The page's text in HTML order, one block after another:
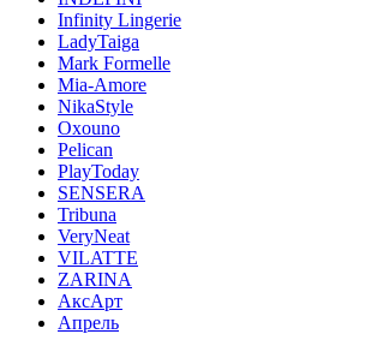
Infinity Lingerie
LadyTaiga
Mark Formelle
Mia-Amore
NikaStyle
Oxouno
Pelican
PlayToday
SENSERA
Tribuna
VeryNeat
VILATTE
ZARINA
АксАрт
Апрель